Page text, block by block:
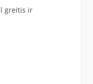
greitis ir